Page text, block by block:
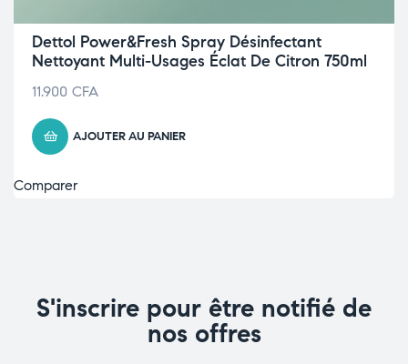
Dettol Power&Fresh Spray Désinfectant
Nettoyant Multi-Usages Éclat De Citron 750ml
11.900 CFA
AJOUTER AU PANIER
Comparer
S'inscrire pour être notifié de
nos offres